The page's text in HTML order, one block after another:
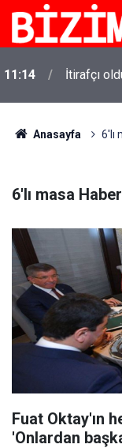
11:14 İtirafçı
Anasayfa 6'lı
6'lı masa
Fuat Oktay'ın
'Onlardan